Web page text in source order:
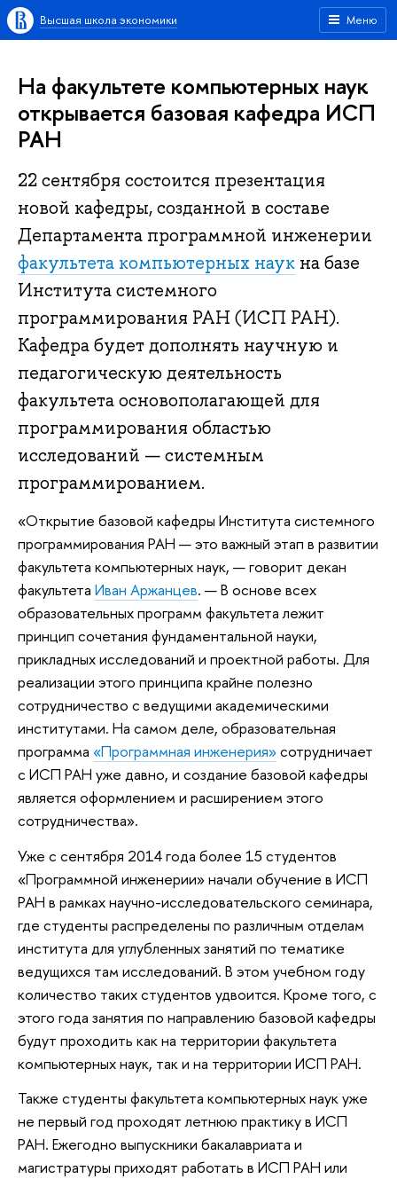
Меню
Высшая школа экономики
На факультете компьютерных наук
открывается базовая кафедра ИСП
РАН
22 сентября состоится презентация
новой кафедры, созданной в составе
Департамента программной инженерии
факультета компьютерных наук на базе
Института системного
программирования РАН (ИСП РАН).
Кафедра будет дополнять научную и
педагогическую деятельность
факультета основополагающей для
программирования областью
исследований — системным
программированием.
«Открытие базовой кафедры Института системного
программирования РАН — это важный этап в развитии
факультета компьютерных наук, — говорит декан
факультета Иван Аржанцев. — В основе всех
образовательных программ факультета лежит
принцип сочетания фундаментальной науки,
прикладных исследований и проектной работы. Для
реализации этого принципа крайне полезно
сотрудничество с ведущими академическими
институтами. На самом деле, образовательная
программа «Программная инженерия»сотрудничает
с ИСП РАН уже давно, и создание базовой кафедры
является оформлением и расширением этого
сотрудничества».
Уже с сентября 2014 года более 15 студентов
«Программной инженерии» начали обучение в ИСП
РАН в рамках научно-исследовательского семинара,
где студенты распределены по различным отделам
института для углубленных занятий по тематике
ведущихся там исследований. В этом учебном году
количество таких студентов удвоится. Кроме того, с
этого года занятия по направлению базовой кафедры
будут проходить как на территории факультета
компьютерных наук, так и на территории ИСП РАН.
Также студенты факультета компьютерных наук уже
не первый год проходят летнюю практику в ИСП
РАН. Ежегодно выпускники бакалавриата и
магистратуры приходят работать в ИСП РАН или